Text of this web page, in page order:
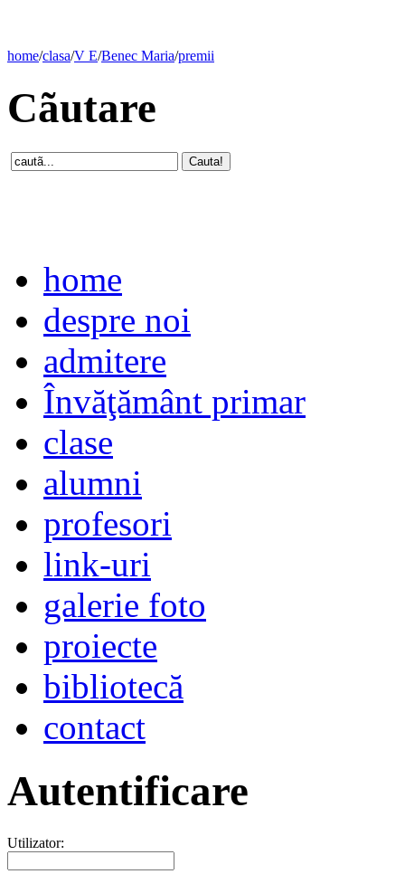
home/clasa/V E/Benec Maria/premii
Cãutare
home
despre noi
admitere
Învăţământ primar
clase
alumni
profesori
link-uri
galerie foto
proiecte
bibliotecă
contact
Autentificare
Utilizator: